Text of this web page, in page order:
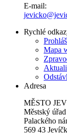
E-mail:
Rychlé
Mapa
Adresa
MĚSTO
Městský úřad
Palackého
569 43